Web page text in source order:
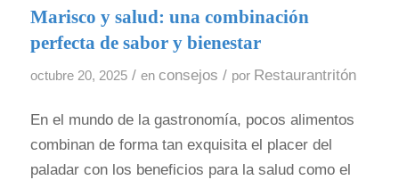
Marisco y salud: una combinación
perfecta de sabor y bienestar
octubre 20, 2025 / en consejos / por Restaurantritón
En el mundo de la gastronomía, pocos alimentos
combinan de forma tan exquisita el placer del
paladar con los beneficios para la salud como el